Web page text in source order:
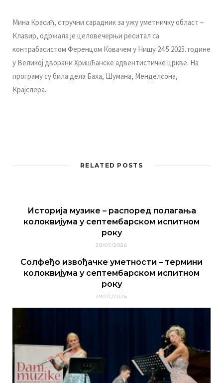
Мина Красић, стручни сарадник за ужу уметничку област –
Клавир, одржала је целовечерњи реситал са
контрабасистом Ференцом Ковачем у Нишу 24.5.2025. године
у Великој дворани Хришћанске адвентистичке цркве. На
програму су била дела Баха, Шумана, Менделсона,
Крајслера.
RELATED POSTS
Историја музике – распоред полагања
колоквијума у септембарском испитном
року
29/07/2026
Солфеђо извођачке уметности – термини
колоквијума у септембарском испитном
року
29/07/2026